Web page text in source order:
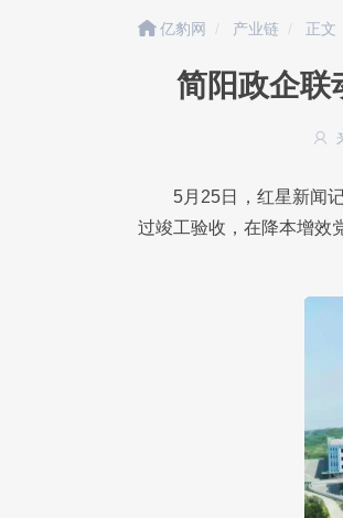
亿豹网 产业链 正文
简阳政企联
5月25日，红星新闻
过竣工验收，在降本增效